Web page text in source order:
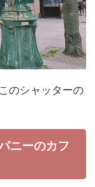
のシャッターの
ニーのカフ